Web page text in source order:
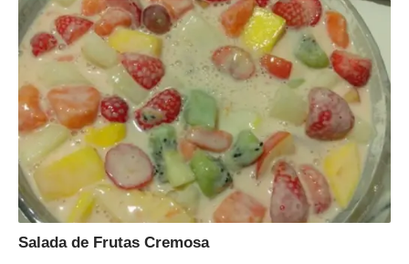
Salada de Frutas Cremosa